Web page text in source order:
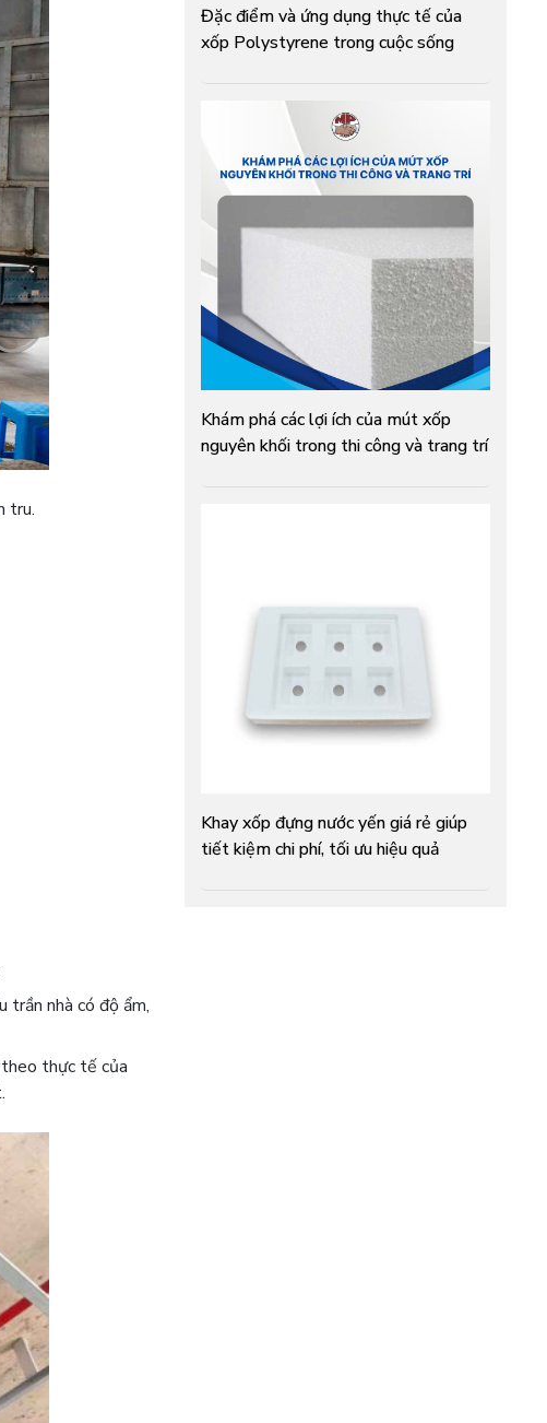
tru.
trần nhà có độ ẩm,
thực tế của
Đặc điểm và ứng dụng thực tế của
xốp Polystyrene trong cuộc sống
Khám phá các lợi ích của mút xốp
nguyên khối trong thi công và trang trí
Khay xốp đựng nước yến giá rẻ giúp
tiết kiệm chi phí, tối ưu hiệu quả